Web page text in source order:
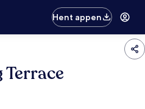
Hent appen